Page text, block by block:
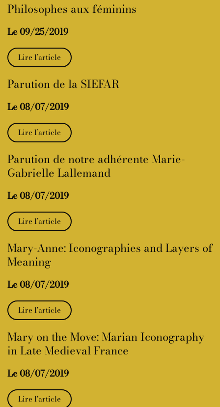
Philosophes aux féminins
Le 09/25/2019
Lire l’article
Parution de la SIEFAR
Le 08/07/2019
Lire l’article
Parution de notre adhérente Marie-
Gabrielle Lallemand
Le 08/07/2019
Lire l’article
Mary-Anne: Iconographies and Layers of
Meaning
Le 08/07/2019
Lire l’article
Mary on the Move: Marian Iconography
in Late Medieval France
Le 08/07/2019
Lire l’article